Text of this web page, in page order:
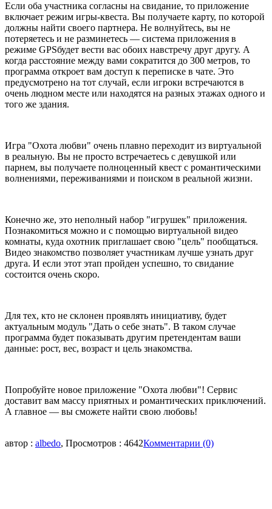
Если оба участника согласны на свидание, то приложение
включает режим игры-квеста. Вы получаете карту, по которой
должны найти своего партнера. Не волнуйтесь, вы не
потеряетесь и не разминетесь ― система приложения в
режиме GPSбудет вести вас обоих навстречу друг другу. А
когда расстояние между вами сократится до 300 метров, то
программа откроет вам доступ к переписке в чате. Это
предусмотрено на тот случай, если игроки встречаются в
очень людном месте или находятся на разных этажах одного и
того же здания.
Игра "Охота любви" очень плавно переходит из виртуальной
в реальную. Вы не просто встречаетесь с девушкой или
парнем, вы получаете полноценный квест с романтическими
волнениями, переживаниями и поиском в реальной жизни.
Конечно же, это неполный набор "игрушек" приложения.
Познакомиться можно и с помощью виртуальной видео
комнаты, куда охотник приглашает свою "цель" пообщаться.
Видео знакомство позволяет участникам лучше узнать друг
друга. И если этот этап пройден успешно, то свидание
состоится очень скоро.
Для тех, кто не склонен проявлять инициативу, будет
актуальным модуль "Дать о себе знать". В таком случае
программа будет показывать другим претендентам ваши
данные: рост, вес, возраст и цель знакомства.
Попробуйте новое приложение "Охота любви"! Сервис
доставит вам массу приятных и романтических приключений.
А главное ― вы сможете найти свою любовь!
автор : albedo, Просмотров : 4642Комментарии (0)